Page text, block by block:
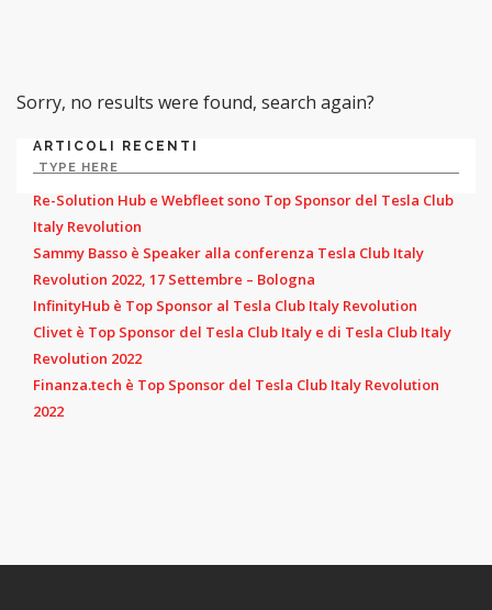
Sorry, no results were found, search again?
ARTICOLI RECENTI
Re-Solution Hub e Webfleet sono Top Sponsor del Tesla Club
Italy Revolution
Sammy Basso è Speaker alla conferenza Tesla Club Italy
Revolution 2022, 17 Settembre – Bologna
InfinityHub è Top Sponsor al Tesla Club Italy Revolution
Clivet è Top Sponsor del Tesla Club Italy e di Tesla Club Italy
Revolution 2022
Finanza.tech è Top Sponsor del Tesla Club Italy Revolution
2022